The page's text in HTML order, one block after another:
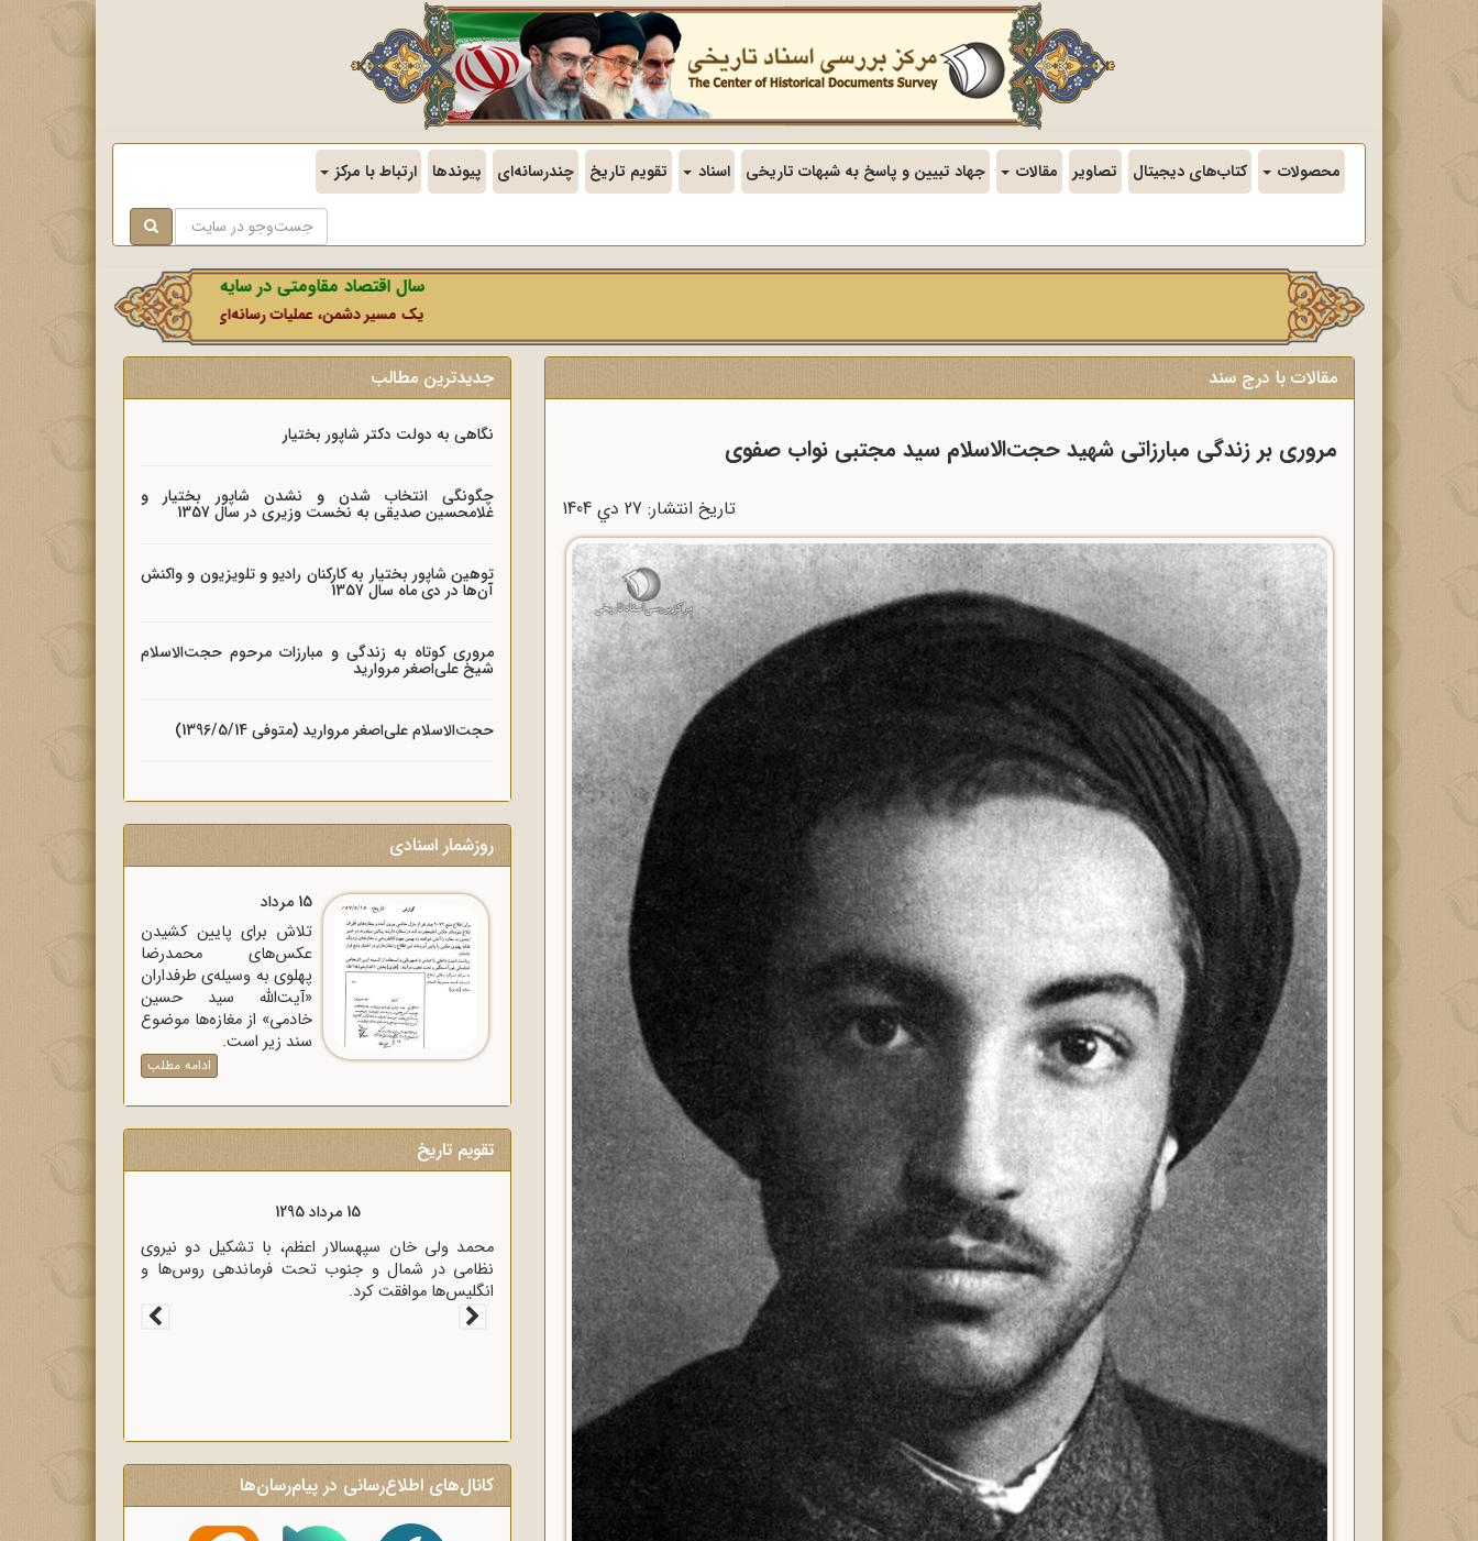
محصولات کتاب‌های دیجیتال تصاویر مقالات جهاد تبیین و پاسخ به شبهات تاریخی اسناد تقویم تاریخ چندرسانه‌ای پیوندها ارتباط با مرکز
سال اقتصاد مقاومتی در سایه وحدت ملی و امنیت ملی.
یک مسیر دشمن، عملیات رسانه‌ای او است که در این ایام بطور خاص با
مقالات با درج سند
مروری بر زندگی مبارزاتی شهید حجت‌الاسلام سید مجتبی نواب صفوی
تاریخ انتشار: 27 دي 1404
جدیدترین مطالب
نگاهی به دولت دکتر شاپور بختیار
چگونگی انتخاب شدن و نشدن شاپور بختیار و
غلامحسین صدیقی به نخست وزیری در سال 1357
توهین شاپور بختیار به کارکنان رادیو و تلویزیون و واکنش
آن‌ها در دی ماه سال 1357
مروری کوتاه به زندگی و مبارزات مرحوم حجت‌الاسلام
شیخ علی‌اصغر مروارید
حجت‌الاسلام علی‌اصغر مروارید (متوفی 1396/5/14)
روزشمار اسنادی
15 مرداد
تلاش برای پایین کشیدن
عکس‌های محمدرضا
پهلوی به وسیله‌ی طرفداران
«آیت‌الله سید حسین
خادمی» از مغازه‌ها موضوع
سند زیر است.
ادامه مطلب
تقویم تاریخ
15 مرداد 1320
وزیر خارجه انگلیس آنتونی ایدن حضور متخصصان
آلمانی در ایران را خطر بزرگی برای لندن دانست.
کانال‌های اطلاع‌رسانی در پیام‌رسان‌ها